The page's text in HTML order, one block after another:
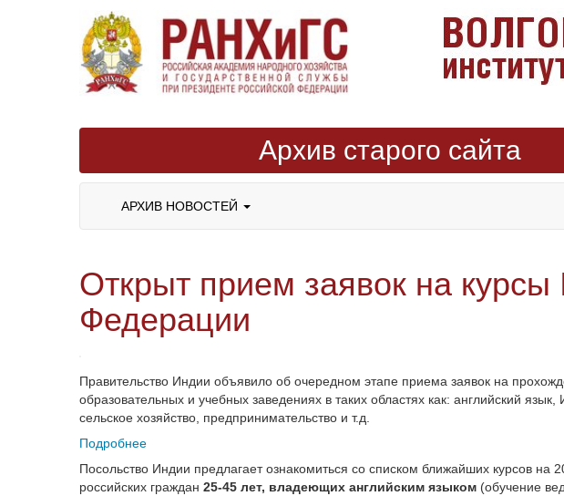
Архив старого сайта
АРХИВ НОВОСТЕЙ
Открыт прием заявок на
Федерации
Правительство Индии объявило об очередном этапе приема заявок на
образовательных и учебных заведениях в таких областях как: английский
сельское хозяйство, предпринимательство и т.д.
Подробнее
Посольство Индии предлагает ознакомиться со списком ближайших курсов
российских граждан 25-45 лет, владеющих английским языком (обучение